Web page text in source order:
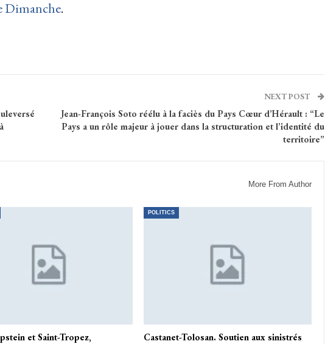
Dimanche.
NEXT POST
Jean-François Soto réélu à la faciès du Pays Cœur d’Hérault : “Le
Pays a un rôle majeur à jouer dans la structuration et l’identité du
territoire”
More From Author
et Saint-Tropez,
POLITICS
Castanet-Tolosan. Soutien aux sinistrés